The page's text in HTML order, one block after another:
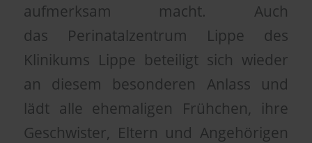
aufmerksam macht. Auch
das Perinatalzentrum Lippe des
Klinikums Lippe beteiligt sich wieder
an diesem besonderen Anlass und
lädt alle ehemaligen Frühchen, ihre
Geschwister, Eltern und Angehörigen